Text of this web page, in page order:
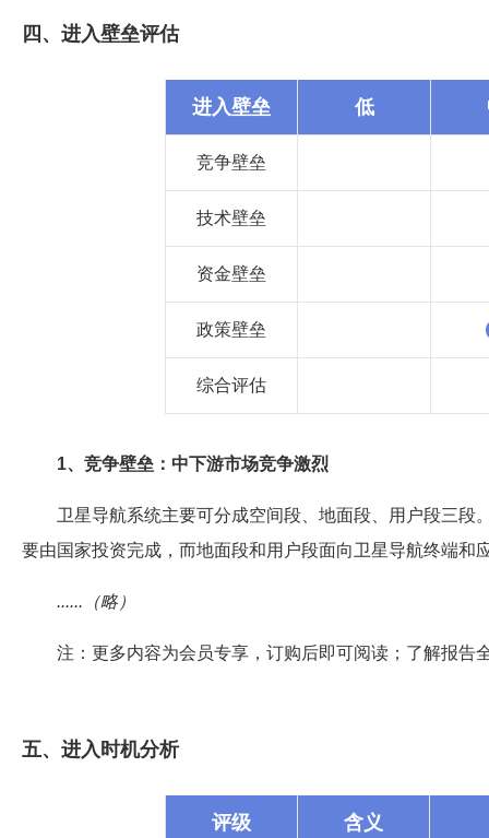
四、进入壁垒评估
进入壁垒 低
竞争壁垒
技术壁垒
资金壁垒
政策壁垒
综合评估
1、竞争壁垒：中下游市场竞争激烈
卫星导航系统主要可分成空间段、地面段、用户段三
要由国家投资完成，而地面段和用户段面向卫星导航终端和
......（略）
注：更多内容为会员专享，订购后即可阅读；了解报告
五、进入时机分析
评级 含义